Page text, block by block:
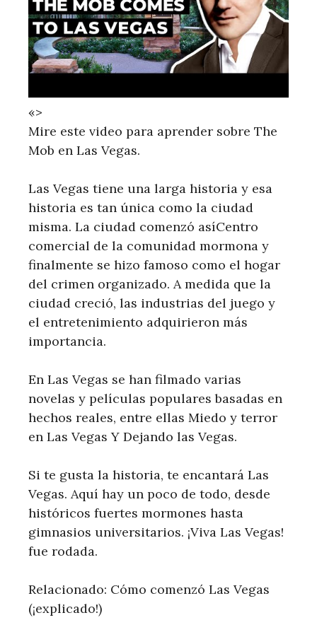
«>
Mire este video para aprender sobre The
Mob en Las Vegas.
Las Vegas tiene una larga historia y esa
historia es tan única como la ciudad
misma. La ciudad comenzó asíCentro
comercial de la comunidad mormona y
finalmente se hizo famoso como el hogar
del crimen organizado. A medida que la
ciudad creció, las industrias del juego y
el entretenimiento adquirieron más
importancia.
En Las Vegas se han filmado varias
novelas y películas populares basadas en
hechos reales, entre ellas Miedo y terror
en Las Vegas Y Dejando las Vegas.
Si te gusta la historia, te encantará Las
Vegas. Aquí hay un poco de todo, desde
históricos fuertes mormones hasta
gimnasios universitarios. ¡Viva Las Vegas!
fue rodada.
Relacionado: Cómo comenzó Las Vegas
(¡explicado!)